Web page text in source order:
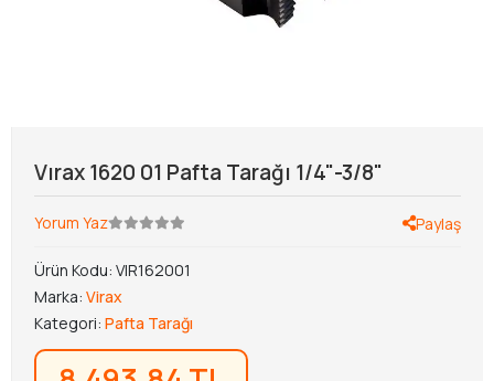
Vırax 1620 01 Pafta Tarağı 1/4"-3/8"
Yorum Yaz Paylaş
Ürün Kodu: VIR162001
Marka: Virax
Kategori: Pafta Tarağı